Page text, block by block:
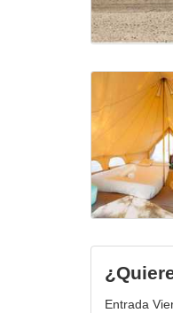
Entrada